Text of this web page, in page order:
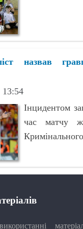
назвав
13:54
Інцидентом
час матчу